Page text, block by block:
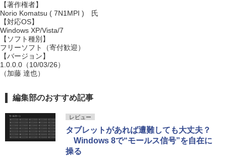
【著作権者】
Norio Komatsu ( 7N1MPI ) 氏
【対応OS】
Windows XP/Vista/7
【ソフト種別】
フリーソフト（寄付歓迎）
【バージョン】
1.0.0.0（10/03/26）
（加藤 達也）
編集部のおすすめ記事
レビュー
タブレットがあれば遭難しても大丈夫？
Windows 8で“モールス信号”を自在に
操る